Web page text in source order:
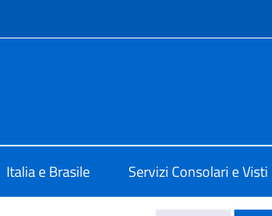
Italia e Brasile Servizi Consolari e Visti